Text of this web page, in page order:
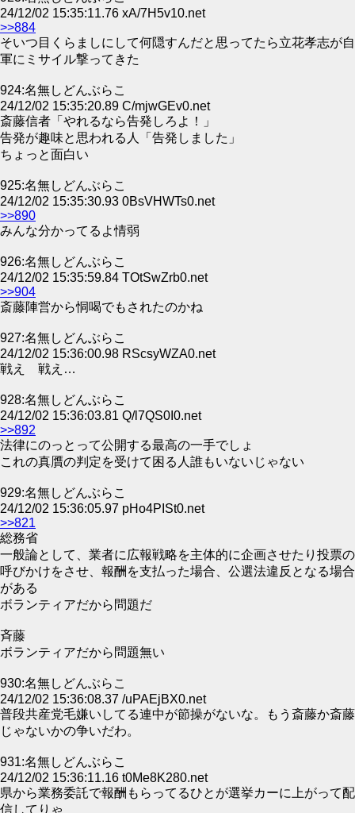
24/12/02 15:35:11.76 xA/7H5v10.net
>>884
そいつ目くらましにして何隠すんだと思ってたら立花孝志が自
軍にミサイル撃ってきた
924:名無しどんぶらこ
24/12/02 15:35:20.89 C/mjwGEv0.net
斎藤信者「やれるなら告発しろよ！」
告発が趣味と思われる人「告発しました」
ちょっと面白い
925:名無しどんぶらこ
24/12/02 15:35:30.93 0BsVHWTs0.net
>>890
みんな分かってるよ情弱
926:名無しどんぶらこ
24/12/02 15:35:59.84 TOtSwZrb0.net
>>904
斎藤陣営から恫喝でもされたのかね
927:名無しどんぶらこ
24/12/02 15:36:00.98 RScsyWZA0.net
戦え 戦え…
928:名無しどんぶらこ
24/12/02 15:36:03.81 Q/l7QS0I0.net
>>892
法律にのっとって公開する最高の一手でしょ
これの真贋の判定を受けて困る人誰もいないじゃない
929:名無しどんぶらこ
24/12/02 15:36:05.97 pHo4PISt0.net
>>821
総務省
一般論として、業者に広報戦略を主体的に企画させたり投票の
呼びかけをさせ、報酬を支払った場合、公選法違反となる場合
がある
ボランティアだから問題だ
斉藤
ボランティアだから問題無い
930:名無しどんぶらこ
24/12/02 15:36:08.37 /uPAEjBX0.net
普段共産党毛嫌いしてる連中が節操がないな。もう斎藤か斎藤
じゃないかの争いだわ。
931:名無しどんぶらこ
24/12/02 15:36:11.16 t0Me8K280.net
県から業務委託で報酬もらってるひとが選挙カーに上がって配
信してりゃ